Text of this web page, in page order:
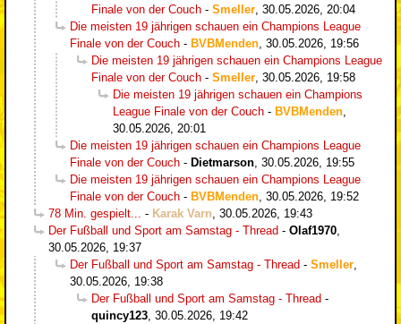
Finale von der Couch - Smeller 30.05.2026, 20:04
Die meisten 19 jährigen schauen ein Champions League
Finale von der Couch - BVBMenden 30.05.2026, 19:56
Die meisten 19 jährigen schauen ein Champions League
Finale von der Couch - Smeller 30.05.2026, 19:58
Die meisten 19 jährigen schauen ein Champions
League Finale von der Couch - BVBMenden
30.05.2026, 20:01
Die meisten 19 jährigen schauen ein Champions League
Finale von der Couch - Dietmarson 30.05.2026, 19:55
Die meisten 19 jährigen schauen ein Champions League
Finale von der Couch - BVBMenden 30.05.2026, 19:52
78 Min. gespielt...
- Karak Varn 30.05.2026, 19:43
Der Fußball und Sport am Samstag - Thread - Olaf1970
30.05.2026, 19:37
Der Fußball und Sport am Samstag - Thread - Smeller
30.05.2026, 19:38
Der Fußball und Sport am Samstag - Thread -
quincy123 30.05.2026, 19:42